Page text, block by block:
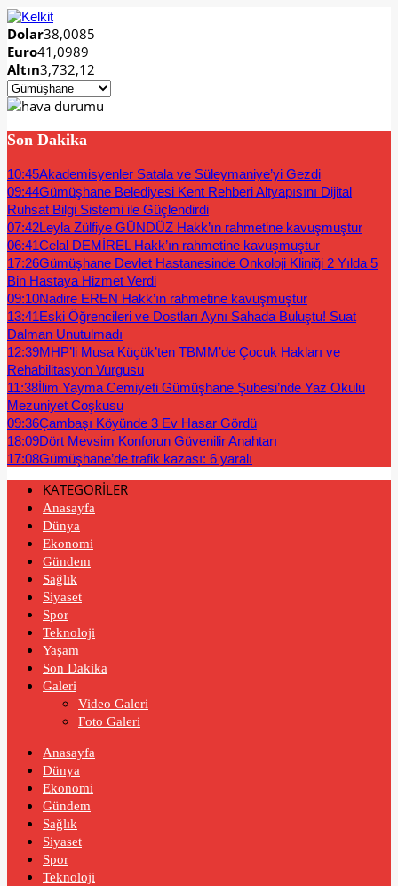
Dolar38,0085
Euro41,0989
Altın3,732,12
Son Dakika
10:45Akademisyenler Satala ve Süleymaniye’yi Gezdi
09:44Gümüşhane Belediyesi Kent Rehberi Altyapısını Dijital
Ruhsat Bilgi Sistemi ile Güçlendirdi
07:42Leyla Zülfiye GÜNDÜZ Hakk’ın rahmetine kavuşmuştur
06:41Celal DEMİREL Hakk’ın rahmetine kavuşmuştur
17:26Gümüşhane Devlet Hastanesinde Onkoloji Kliniği 2 Yılda 5
Bin Hastaya Hizmet Verdi
09:10Nadire EREN Hakk’ın rahmetine kavuşmuştur
13:41Eski Öğrencileri ve Dostları Aynı Sahada Buluştu! Suat
Dalman Unutulmadı
12:39MHP’li Musa Küçük’ten TBMM’de Çocuk Hakları ve
Rehabilitasyon Vurgusu
11:38İlim Yayma Cemiyeti Gümüşhane Şubesi’nde Yaz Okulu
Mezuniyet Coşkusu
09:36Çambaşı Köyünde 3 Ev Hasar Gördü
18:09Dört Mevsim Konforun Güvenilir Anahtarı
17:08Gümüşhane’de trafik kazası: 6 yaralı
KATEGORİLER
Anasayfa
Dünya
Ekonomi
Gündem
Sağlık
Siyaset
Spor
Teknoloji
Yaşam
Son Dakika
Galeri
Video Galeri
Foto Galeri
Anasayfa
Dünya
Ekonomi
Gündem
Sağlık
Siyaset
Spor
Teknoloji